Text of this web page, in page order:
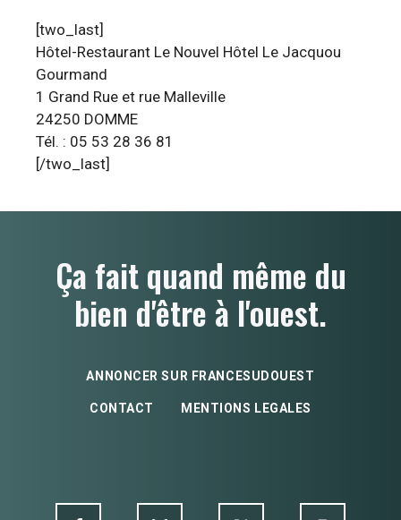
[two_last]
Hôtel-Restaurant Le Nouvel Hôtel Le Jacquou
Gourmand
1 Grand Rue et rue Malleville
24250 DOMME
Tél. : 05 53 28 36 81
[/two_last]
Ça fait quand même du
bien d'être à l'ouest.
ANNONCER SUR FRANCESUDOUEST
CONTACT MENTIONS LEGALES